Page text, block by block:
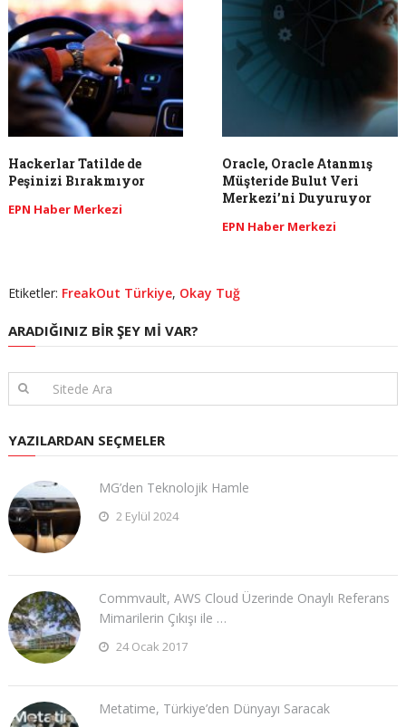
Hackerlar Tatilde de
Peşinizi Bırakmıyor
EPN Haber Merkezi
Oracle, Oracle Atanmış
Müşteride Bulut Veri
Merkezi’ni Duyuruyor
EPN Haber Merkezi
Etiketler: FreakOut Türkiye, Okay Tuğ
ARADIĞINIZ BIR ŞEY MI VAR?
YAZILARDAN SEÇMELER
MG’den Teknolojik Hamle
2 Eylül 2024
Commvault, AWS Cloud Üzerinde Onaylı Referans
Mimarilerin Çıkışı ile …
24 Ocak 2017
Metatime, Türkiye’den Dünyayı Saracak